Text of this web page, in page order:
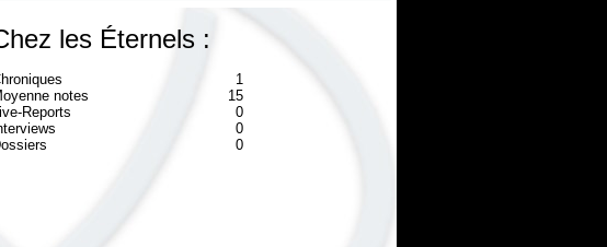
les Éternels :
1
notes
15
Reports
0
0
0